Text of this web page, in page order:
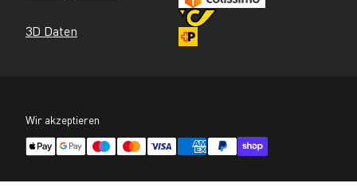
3D Daten
Wir akzeptieren